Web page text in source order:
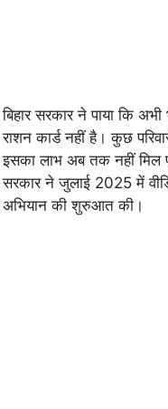
बिहार सरकार ने पाया कि
राशन कार्ड नहीं है। कुछ
इसका लाभ अब तक नहीं मिल
सरकार ने जुलाई 2025 में
अभियान की शुरुआत की।